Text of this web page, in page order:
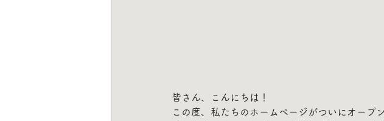
皆さん、こんにちは！
この度、私たちのホームページがついにオープ